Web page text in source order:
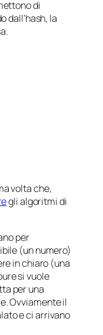
di
dall’hash, la
volta che,
gli algoritmi di
per
(un numero)
in chiaro (una
si vuole
per una
Ovviamente il
e ci arrivano